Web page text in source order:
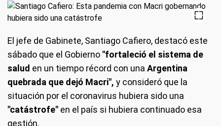
El jefe de Gabinete, Santiago Cafiero, destacó este
sábado que el Gobierno "fortaleció el sistema de
salud en un tiempo récord con una Argentina
quebrada que dejó Macri", y consideró que la
situación por el coronavirus hubiera sido una
"catástrofe" en el país si hubiera continuado esa
gestión.